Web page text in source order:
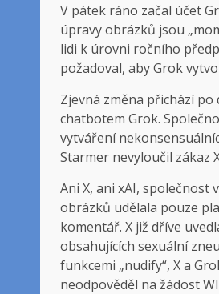
V pátek ráno začal účet
úpravy obrázků jsou
lidi k úrovni ročního
požadoval, aby Grok
Zjevná změna přichází
chatbotem Grok.
vytváření
Starmer nevyloučil zákaz
Ani X, ani xAI,
obrázků udělala pouze
komentář. X již dříve
obsahujících sexuální
funkcemi „nudify“, X a
neodpověděl na žádost